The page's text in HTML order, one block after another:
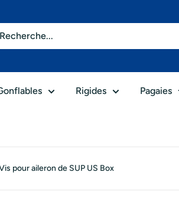
Rigides Pagaies
pour aileron de SUP US Box